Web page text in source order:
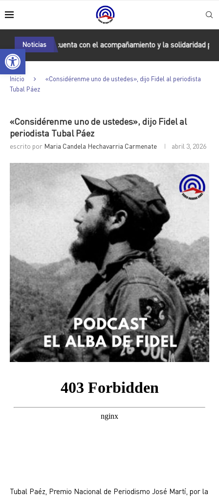
Abrir barra de herramientas
Noticias
Cuba cuenta con el acompañamiento y la solidaridad
Inicio
«Considérenme uno de ustedes», dijo Fidel al periodista
Tubal Páez
«Considérenme uno de ustedes», dijo Fidel al
periodista Tubal Páez
escrito por Maria Candela Hechavarria Carmenate abril 3, 2026
Tubal Paéz, Premio Nacional de Periodismo José Martí, por la